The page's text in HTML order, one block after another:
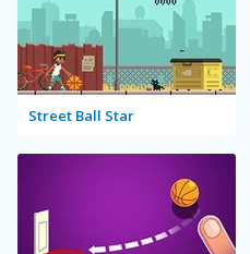
Street Ball Star